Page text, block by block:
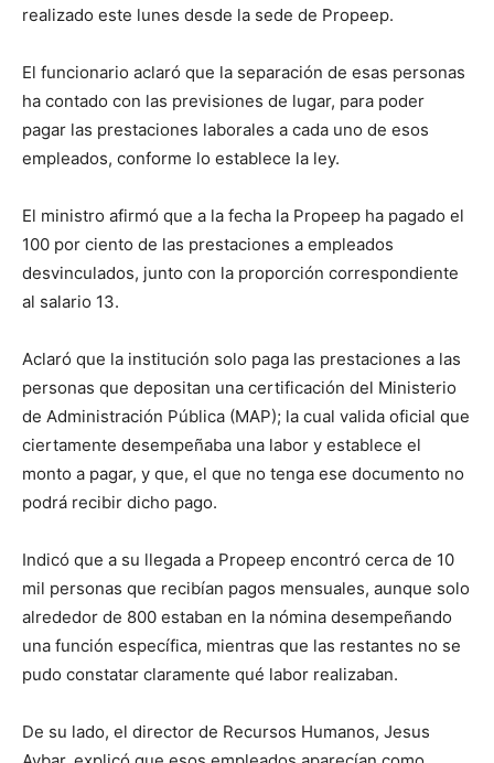
realizado este lunes desde la sede de Propeep.
El funcionario aclaró que la separación de esas personas
ha contado con las previsiones de lugar, para poder
pagar las prestaciones laborales a cada uno de esos
empleados, conforme lo establece la ley.
El ministro afirmó que a la fecha la Propeep ha pagado el
100 por ciento de las prestaciones a empleados
desvinculados, junto con la proporción correspondiente
al salario 13.
Aclaró que la institución solo paga las prestaciones a las
personas que depositan una certificación del Ministerio
de Administración Pública (MAP); la cual valida oficial que
ciertamente desempeñaba una labor y establece el
monto a pagar, y que, el que no tenga ese documento no
podrá recibir dicho pago.
Indicó que a su llegada a Propeep encontró cerca de 10
mil personas que recibían pagos mensuales, aunque solo
alrededor de 800 estaban en la nómina desempeñando
una función específica, mientras que las restantes no se
pudo constatar claramente qué labor realizaban.
De su lado, el director de Recursos Humanos, Jesus